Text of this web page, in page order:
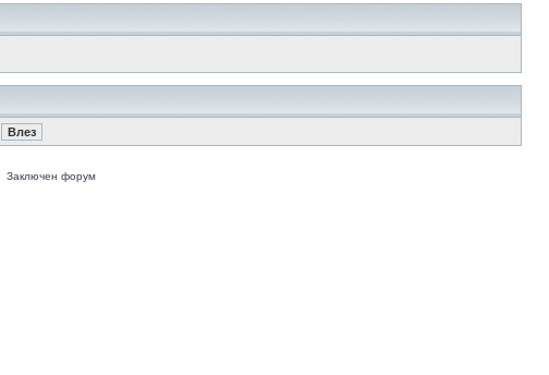
Заключен форум